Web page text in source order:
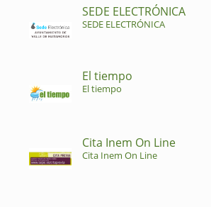
SEDE ELECTRÓNICA
SEDE ELECTRÓNICA
El tiempo
El tiempo
Cita Inem On Line
Cita Inem On Line